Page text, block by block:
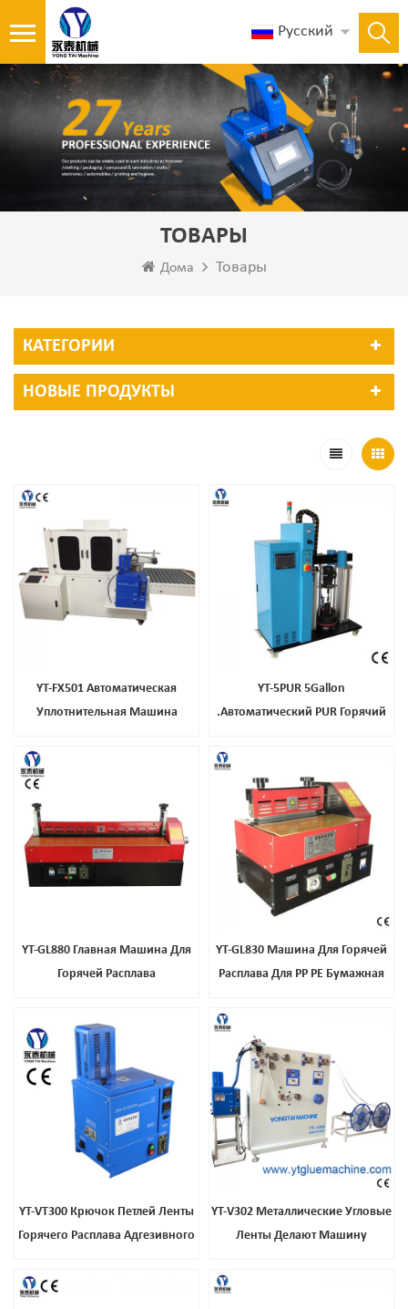
Русский
ТОВАРЫ
Дома Товары
КАТЕГОРИИ
НОВЫЕ ПРОДУКТЫ
YT-FX501 Автоматическая
Уплотнительная Машина
YT-5PUR 5Gallon
.Автоматический PUR Горячий
Распылительной Машины
YT-GL880 Главная Машина Для
Горячей Расплава
YT-GL830 Машина Для Горячей
Расплава Для PP PE Бумажная
YT-VT300 Крючок Петлей Ленты
Горячего Расплава Адгезивного
YT-V302 Металлические Угловые
Ленты Делают Машину